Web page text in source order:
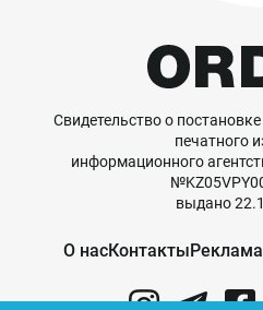
Свидетельство о
печатного
информационного
выдано
О насКонтакты Реклама